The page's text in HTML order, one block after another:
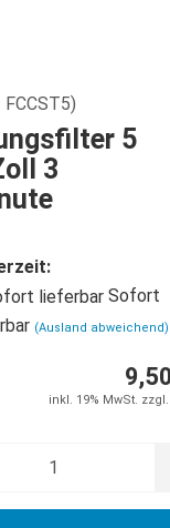
FCCST5)
5
3
Sofort
(Ausland abweichend)
inkl. 19% MwSt. zzgl.